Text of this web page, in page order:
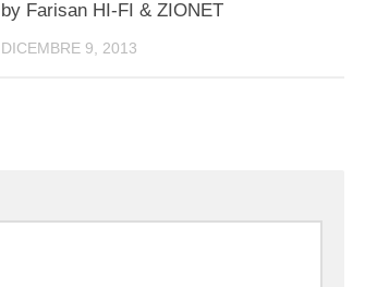
by Farisan HI-FI & ZIONET
DICEMBRE 9, 2013